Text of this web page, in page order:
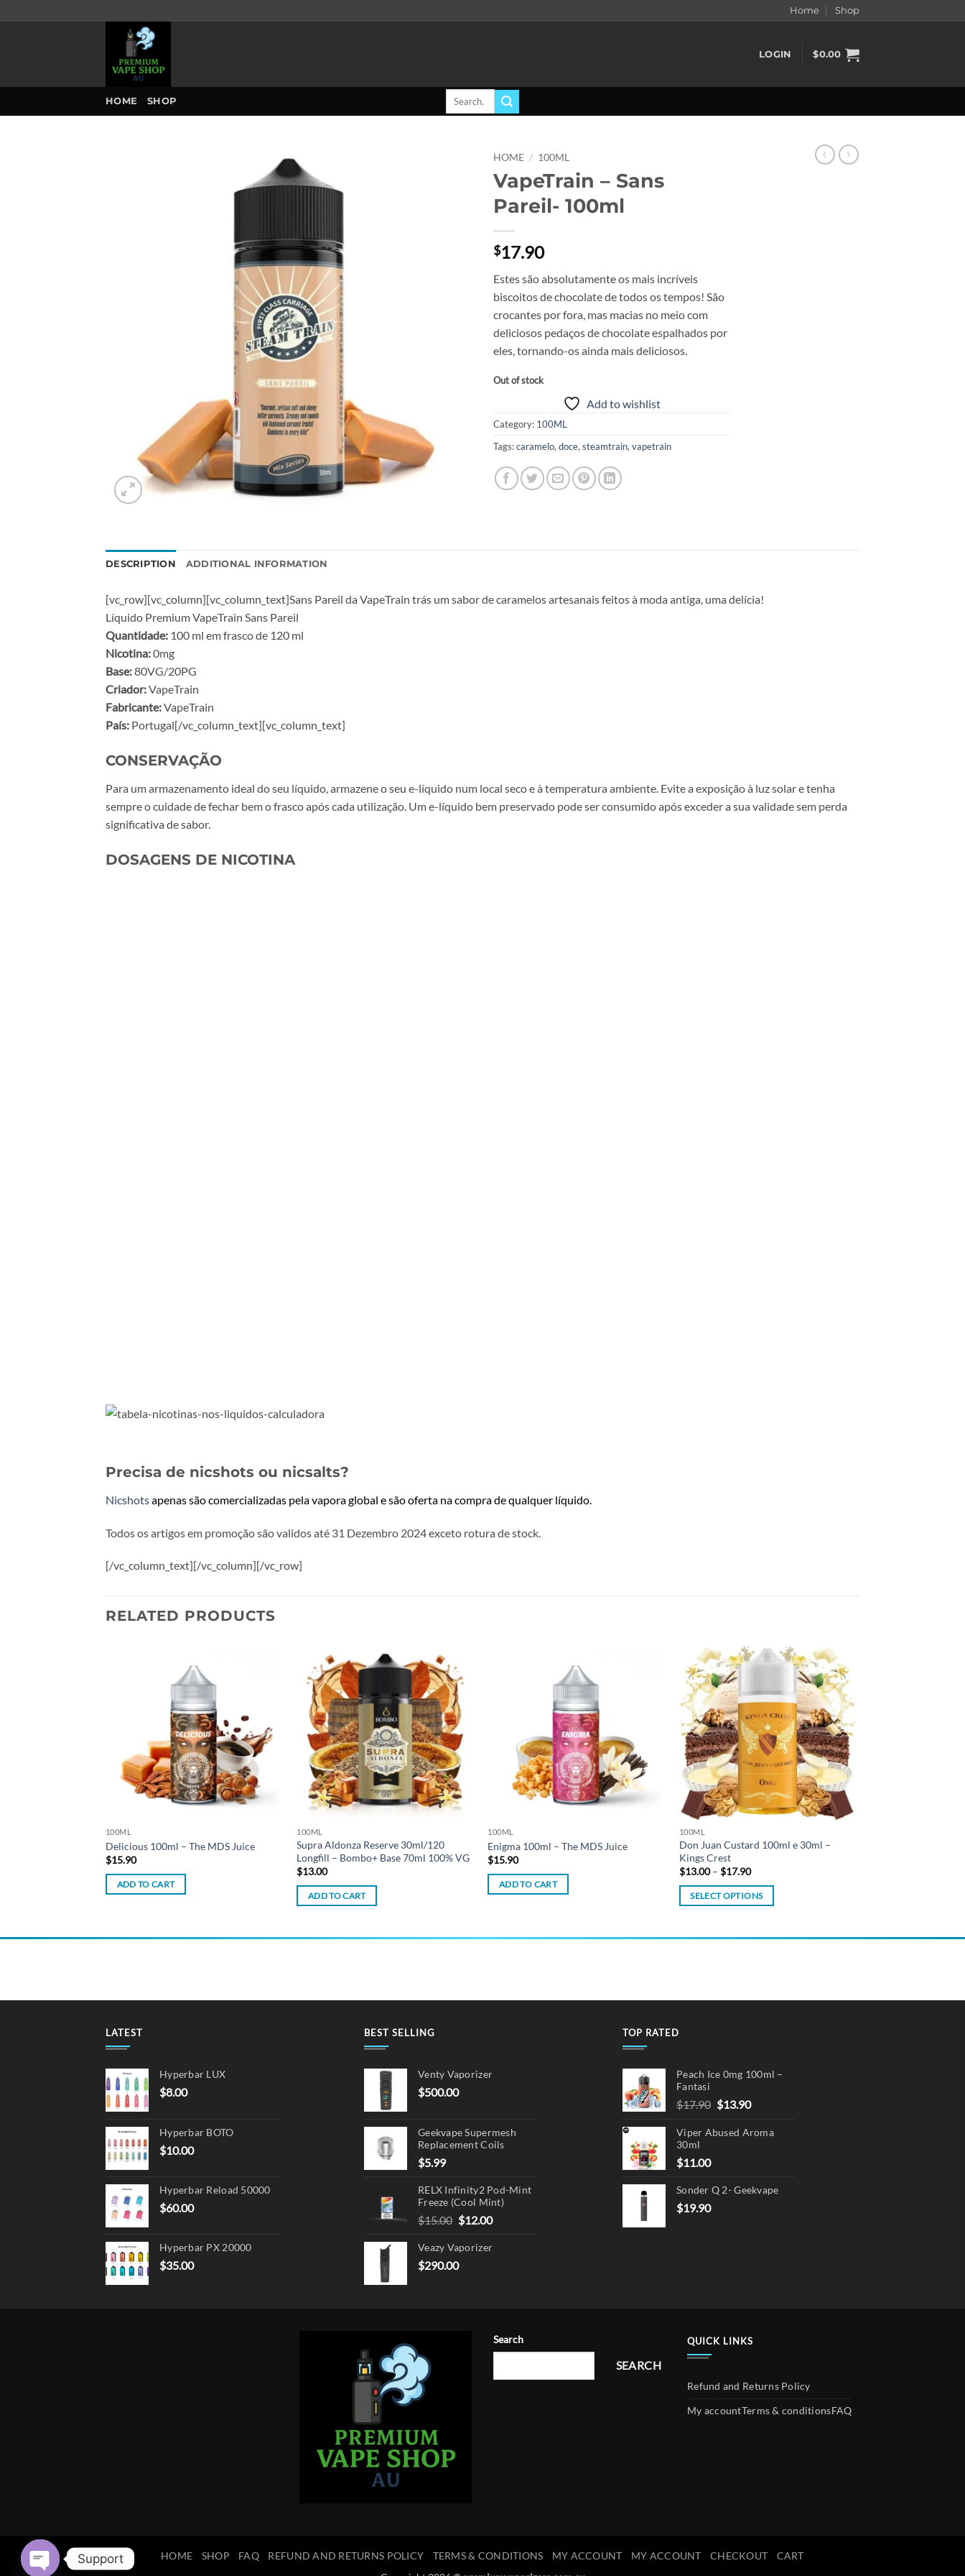
Home Shop
LOGIN $0.00
HOME SHOP
Search
HOME / 100ML
VapeTrain – Sans
Pareil- 100ml
$17.90
Estes são absolutamente os mais incríveis
biscoitos de chocolate de todos os tempos! São
crocantes por fora, mas macias no meio com
deliciosos pedaços de chocolate espalhados por
eles, tornando-os ainda mais deliciosos.
Out of stock
Add to wishlist
Category: 100ML
Tags:caramelo,doce,steamtrain,vapetrain
DESCRIPTION ADDITIONAL INFORMATION
[vc_row][vc_column][vc_column_text]Sans Pareil da VapeTrain trás um sabor de caramelos artesanais feitos à moda antiga, uma delícia!
Líquido Premium VapeTrain Sans Pareil
Quantidade: 100 ml em frasco de 120 ml
Nicotina:0mg
Base:80VG/20PG
Criador:VapeTrain
Fabricante:VapeTrain
País: Portugal[/vc_column_text][vc_column_text]
CONSERVAÇÃO
Para um armazenamento ideal do seu líquido, armazene o seu e-líquido num local seco e à temperatura ambiente. Evite a exposição à luz solar e tenha
sempre o cuidade de fechar bem o frasco após cada utilização. Um e-líquido bem preservado pode ser consumido após exceder a sua validade sem perda
significativa de sabor.
DOSAGENS DE NICOTINA
Precisa de nicshots ou nicsalts?
Nicshotsapenas são comercializadas pela vapora global e são oferta na compra de qualquer líquido.
Todos os artigos em promoção são validos até 31 Dezembro 2024 exceto rotura de stock.
[/vc_column_text][/vc_column][/vc_row]
RELATED PRODUCTS
100ML
Delicious 100ml – The MDS Juice
$15.90
ADD TO CART
Add to
wishlist
100ML
Supra Aldonza Reserve 30ml/120
Longfill – Bombo+ Base 70ml 100% VG
$13.00
ADD TO CART
100ML
Enigma 100ml – The MDS Juice
$15.90
ADD TO CART
Add to
wishlist
100ML
Don Juan Custard 100ml e 30ml –
Kings Crest
$13.00 – $17.90Price
$13.00
through
SELECT OPTIONS
may
on
product
page
LATEST
Hyperbar LUX
$8.00
Hyperbar BOTO
$10.00
Hyperbar Reload 50000
$60.00
Hyperbar PX 20000
$35.00
BEST SELLING
Venty Vaporizer
$500.00
Geekvape Supermesh
Replacement Coils
$5.99
RELX Infinity2 Pod-Mint
Freeze (Cool Mint)
$15.00 Original
was:
$15.00.
$12.00Current
is:
Veazy Vaporizer
$290.00
TOP RATED
Peach Ice 0mg 100ml –
Fantasi
$17.90 Original
was:
$13.90Current
is:
Viper Abused Aroma
30ml
$11.00
Sonder Q 2- Geekvape
$19.90
Search
SEARCH
QUICK LINKS
Refund and Returns Policy
My accountTerms & conditionsFAQ
HOME SHOP FAQ REFUND AND RETURNS POLICY TERMS & CONDITIONS MY ACCOUNT MY ACCOUNT CHECKOUT CART
Support